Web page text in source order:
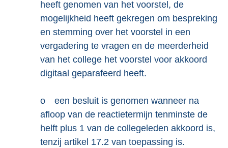
heeft genomen van het voorstel, de
mogelijkheid heeft gekregen om bespreking
en stemming over het voorstel in een
vergadering te vragen en de meerderheid
van het college het voorstel voor akkoord
digitaal geparafeerd heeft.
o
een besluit is genomen wanneer na
afloop van de reactietermijn tenminste de
helft plus 1 van de collegeleden akkoord is,
tenzij artikel 17.2 van toepassing is.